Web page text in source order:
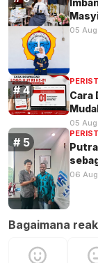
05
Cara
05
06
Bagaimana